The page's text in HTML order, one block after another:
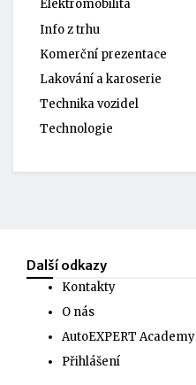
Elektromobilita
Info z trhu
Komerční prezentace
Lakování a karoserie
Technika vozidel
Technologie
Další odkazy
Kontakty
O nás
AutoEXPERT Academy
Přihlášení